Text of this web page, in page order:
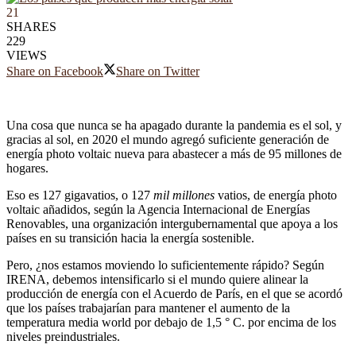
21
SHARES
229
VIEWS
Share on Facebook
Share on Twitter
Una cosa que nunca se ha apagado durante la pandemia es el sol, y
gracias al sol, en 2020 el mundo agregó suficiente generación de
energía photo voltaic nueva para abastecer a más de 95 millones de
hogares.
Eso es 127 gigavatios, o 127 mil millones vatios, de energía photo
voltaic añadidos, según la Agencia Internacional de Energías
Renovables, una organización intergubernamental que apoya a los
países en su transición hacia la energía sostenible.
Pero, ¿nos estamos moviendo lo suficientemente rápido? Según
IRENA, debemos intensificarlo si el mundo quiere alinear la
producción de energía con el Acuerdo de París, en el que se acordó
que los países trabajarían para mantener el aumento de la
temperatura media world por debajo de 1,5 ° C. por encima de los
niveles preindustriales.